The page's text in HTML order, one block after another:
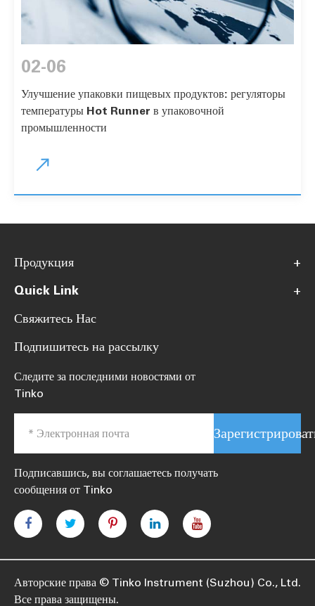
02-06
Улучшение упаковки пищевых продуктов: регуляторы
температуры Hot Runner в упаковочной
промышленности

Продукция
+
Quick Link
+
Свяжитесь Нас
Подпишитесь на рассылку
Следите за последними новостями от
Tinko
Подписавшись, вы соглашаетесь получать
сообщения от Tinko
Авторские права © Tinko Instrument (Suzhou) Co., Ltd.
Все права защищены.